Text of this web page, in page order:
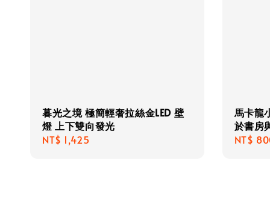
暮光之境 極簡輕奢拉絲金LED 壁
燈 上下雙向發光
Regular
NT$ 1,425
馬卡龍
於書房
NT$